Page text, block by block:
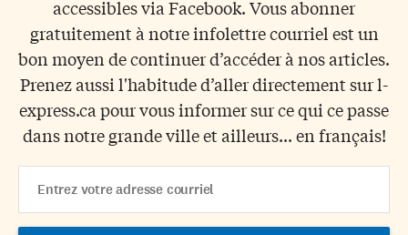
accessibles via Facebook. Vous abonner
gratuitement à notre infolettre courriel est un
bon moyen de continuer d’accéder à nos articles.
Prenez aussi l'habitude d’aller directement sur l-
express.ca pour vous informer sur ce qui ce passe
dans notre grande ville et ailleurs... en français!
Address